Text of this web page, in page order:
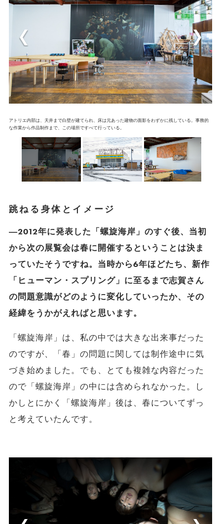
アトリエ内部は、天井まで白壁が建てられ、床は元あった建物の面影をわずかに残している。事務的
な作業から作品制作まで、この場所ですべて行っている。
跳ねる身体とイメージ
―2012年に発表した「螺旋海岸」のすぐ後、当初
から次の展覧会は春に開催するということは決ま
っていたそうですね。当時から6年ほどたち、新作
「ヒューマン・スプリング」に至るまで志賀さん
の問題意識がどのように変化していったか、その
経緯をうかがえればと思います。
「螺旋海岸」は、私の中では大きな出来事だった
のですが、「春」の問題に関しては制作途中に気
づき始めました。でも、とても複雑な内容だった
ので「螺旋海岸」の中には含められなかった。し
かしとにかく「螺旋海岸」後は、春についてずっ
と考えていたんです。